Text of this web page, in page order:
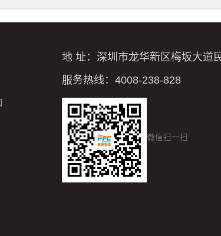
地 址：深圳市龙华新区梅坂大道
服务热线：4008-238-828
微信扫一扫